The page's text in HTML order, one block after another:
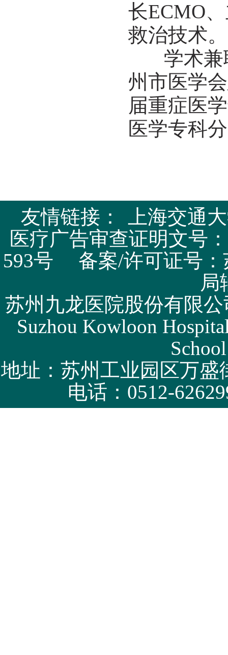
长ECMO
救治技术。
学术
州市医学
届重症医
医学专科
友情链接：
上海交通
医疗广告审查证明文号
593号 备案/许可证号：
局
苏州九龙医院股份有限
Suzhou Kowloon
地址：苏州工业园区万盛
电话：0512-